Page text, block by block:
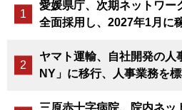
愛媛県庁、次期ネットワー
全面採用し、2027年1月に
ヤマト運輸、自社開発の人
NY」に移行、人事業務を
三原赤十字病院、院内ネッ